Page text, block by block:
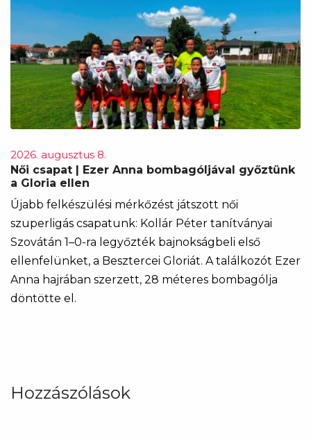
2026. augusztus 8.
Női csapat | Ezer Anna bombagóljával győztünk
a Gloria ellen
Újabb felkészülési mérkőzést játszott női
szuperligás csapatunk: Kollár Péter tanítványai
Szovátán 1–0-ra legyőzték bajnokságbeli első
ellenfelünket, a Besztercei Gloriát. A találkozót Ezer
Anna hajrában szerzett, 28 méteres bombagólja
döntötte el.
Hozzászólások